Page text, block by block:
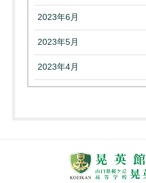
2023年6月
2023年5月
2023年4月